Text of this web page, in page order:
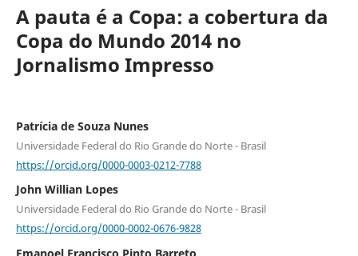
A pauta é a Copa: a cobertura da
Copa do Mundo 2014 no
Jornalismo Impresso
Patrícia de Souza Nunes
Universidade Federal do Rio Grande do Norte - Brasil
https://orcid.org/0000-0003-0212-7788
John Willian Lopes
Universidade Federal do Rio Grande do Norte - Brasil
https://orcid.org/0000-0002-0676-9828